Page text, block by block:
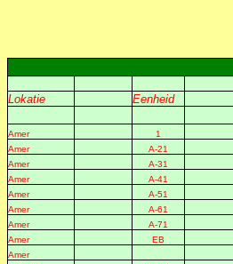
Lokatie Eenheid
Amer 1
Amer
A-21
Amer
A-31
Amer
A-41
Amer
A-51
Amer
A-61
Amer
A-71
Amer
EB
Amer